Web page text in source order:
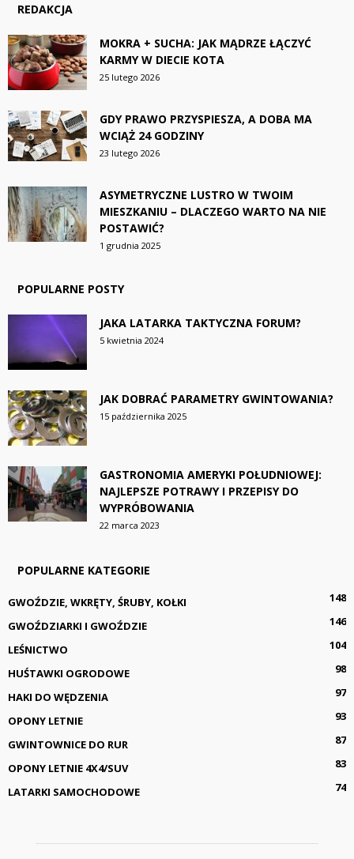
REDAKCJA
MOKRA + SUCHA: JAK MĄDRZE ŁĄCZYĆ
KARMY W DIECIE KOTA
25 lutego 2026
GDY PRAWO PRZYSPIESZA, A DOBA MA
WCIĄŻ 24 GODZINY
23 lutego 2026
ASYMETRYCZNE LUSTRO W TWOIM
MIESZKANIU – DLACZEGO WARTO NA NIE
POSTAWIĆ?
1 grudnia 2025
POPULARNE POSTY
JAKA LATARKA TAKTYCZNA FORUM?
5 kwietnia 2024
JAK DOBRAĆ PARAMETRY GWINTOWANIA?
15 października 2025
GASTRONOMIA AMERYKI POŁUDNIOWEJ:
NAJLEPSZE POTRAWY I PRZEPISY DO
WYPRÓBOWANIA
22 marca 2023
POPULARNE KATEGORIE
GWOŹDZIE, WKRĘTY, ŚRUBY, KOŁKI
148
GWOŹDZIARKI I GWOŹDZIE
146
LEŚNICTWO
104
HUŚTAWKI OGRODOWE
98
HAKI DO WĘDZENIA
97
OPONY LETNIE
93
GWINTOWNICE DO RUR
87
OPONY LETNIE 4X4/SUV
83
LATARKI SAMOCHODOWE
74